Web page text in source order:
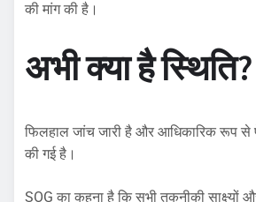
की मांग की है।
अभी क्या है स्थिति?
फिलहाल जांच जारी है और आधिकारिक रूप से
की गई है।
SOG का कहना है कि सभी तकनीकी साक्ष्यों